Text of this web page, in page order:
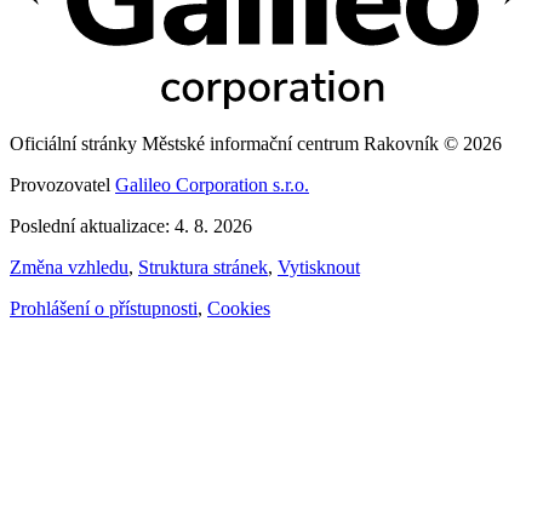
Oficiální stránky Městské informační centrum Rakovník © 2026
Provozovatel Galileo Corporation s.r.o.
Poslední aktualizace: 4. 8. 2026
Změna vzhledu, Struktura stránek, Vytisknout
Prohlášení o přístupnosti, Cookies